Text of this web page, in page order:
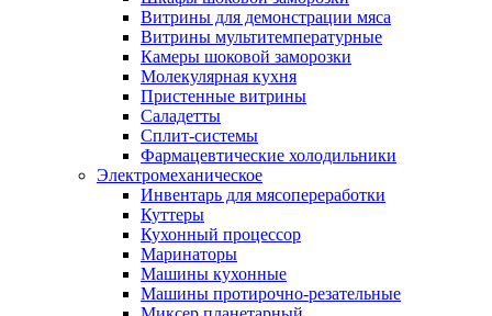
Витрины для демонстрации мяса
Витрины мультитемпературные
Камеры шоковой заморозки
Молекулярная кухня
Пристенные витрины
Саладетты
Сплит-системы
Фармацевтические холодильники
Электромеханическое
Инвентарь для мясопереработки
Куттеры
Кухонный процессор
Маринаторы
Машины кухонные
Машины протирочно-резательные